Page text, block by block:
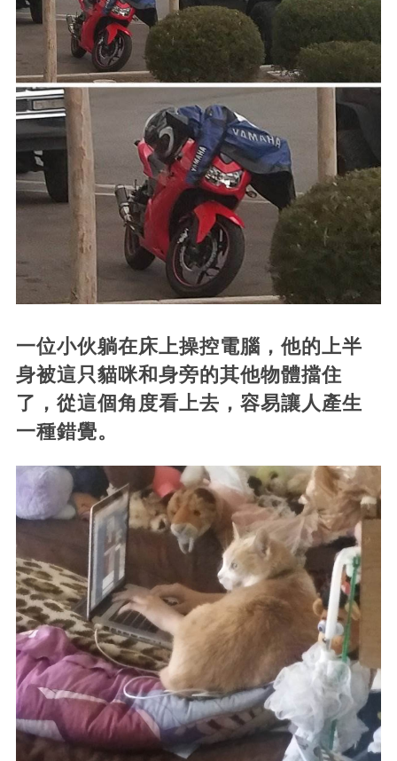
一位小伙躺在床上操控電腦，他的上半
身被這只貓咪和身旁的其他物體擋住
了，從這個角度看上去，容易讓人產生
一種錯覺。